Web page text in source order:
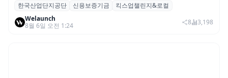
산단공·신보, 2026 ‘킥스업 챌린지&로컬’ 참
여 스타트업 모집
한국산업단지공단 신용보증기금
킥스업챌린지&로컬
Welaunch
8월 6일 오전 1:24
8 3,198